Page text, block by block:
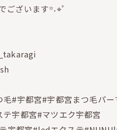
ございます꙳˖⌖ﾟ
毛#宇都宮#宇都宮まつ毛パ
テ宇都宮#マツエク宇都宮